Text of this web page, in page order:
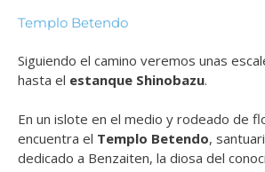
Templo Betendo
Siguiendo el camino veremos unas
hasta el estanque Shinobazu.
En un islote en el medio y rodeado de
encuentra el Templo Betendo,
dedicado a Benzaiten, la diosa del